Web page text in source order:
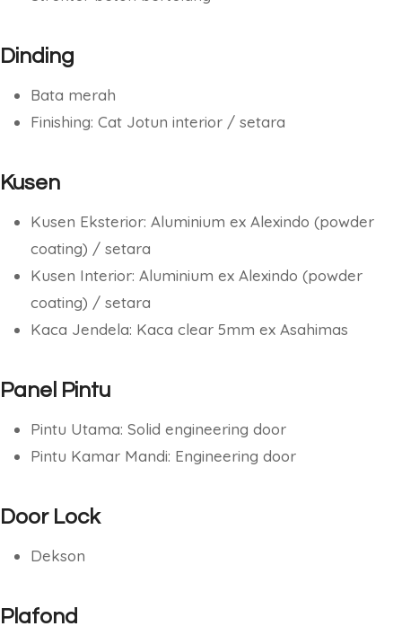
Dinding
Bata merah
Finishing: Cat Jotun interior / setara
Kusen
Kusen Eksterior: Aluminium ex Alexindo (powder
coating) / setara
Kusen Interior: Aluminium ex Alexindo (powder
coating) / setara
Kaca Jendela: Kaca clear 5mm ex Asahimas
Panel Pintu
Pintu Utama: Solid engineering door
Pintu Kamar Mandi: Engineering door
Door Lock
Dekson
Plafond